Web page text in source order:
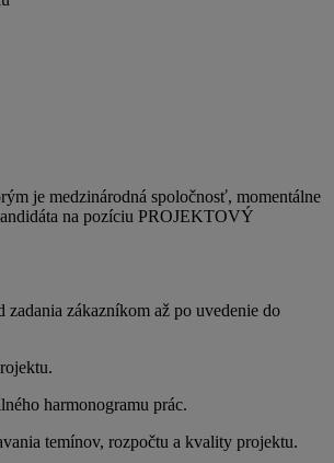
je medzinárodná spoločnosť, momentálne
na pozíciu PROJEKTOVÝ
zadania zákazníkom až po uvedenie do
harmonogramu prác.
temínov, rozpočtu a kvality projektu.